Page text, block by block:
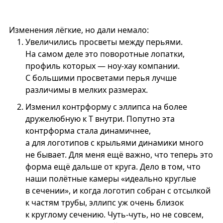
Изменения лёгкие, но дали немало:
Увеличились просветы между перьями.
На самом деле это поворотные лопатки,
профиль которых — ноу-хау компании.
С большими просветами перья лучше
различимы в мелких размерах.
Изменил контрформу с эллипса на более
дружелюбную к Т внутри. Попутно эта
контрформа стала динамичнее,
а для логотипов с крыльями динамики много
не бывает. Для меня ещё важно, что теперь это
форма ещё дальше от круга. Дело в том, что
наши полётные камеры «идеально круглые
в сечении», и когда логотип собран с отсылкой
к частям трубы, эллипс уж очень близок
к круглому сечению. Чуть-чуть, но не совсем,